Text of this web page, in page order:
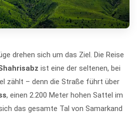
drehen sich um das Ziel. Die Reise
ist eine der seltenen, bei
zählt – denn die Straße führt über
, einen 2.200 Meter hohen Sattel im
das gesamte Tal von Samarkand